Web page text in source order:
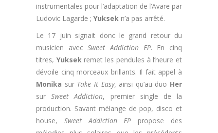
instrumentales pour l’adaptation de l’Avare par
Ludovic Lagarde ; Yuksek n’a pas arrêté.
Le 17 juin signait donc le grand retour du
musicien avecSweet Addiction EP. En cinq
titres, Yuksekremet les pendules à l’heure et
dévoile cinq morceaux brillants. Il fait appel à
Monika sur Take It Easy, ainsi qu’au duo Her
sur Sweet Addiction, premier single de la
production. Savant mélange de pop, disco et
house, Sweet Addiction EP propose des